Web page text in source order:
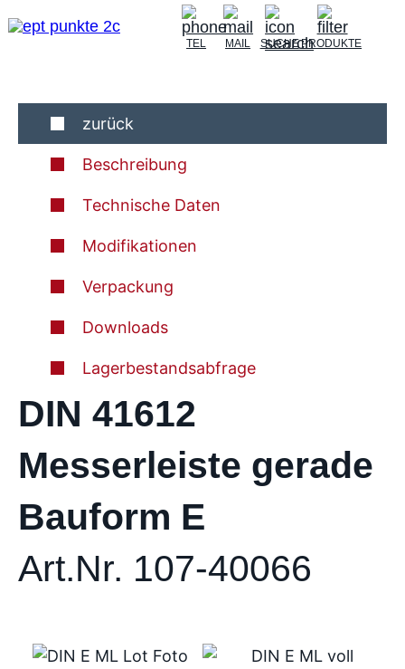
TEL MAIL SUCHEPRODUKTE
zurück
Beschreibung
Technische Daten
Modifikationen
Verpackung
Downloads
Lagerbestandsabfrage
DIN 41612
Messerleiste gerade
Bauform E
Art.Nr. 107-40066